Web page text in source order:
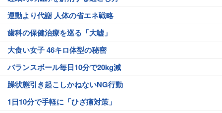
運動より代謝 人体の省エネ戦略
歯科の保健治療を巡る「大嘘」
大食い女子 46キロ体型の秘密
バランスボール毎日10分で20kg減
躁状態引き起こしかねないNG行動
1日10分で手軽に「ひざ痛対策」